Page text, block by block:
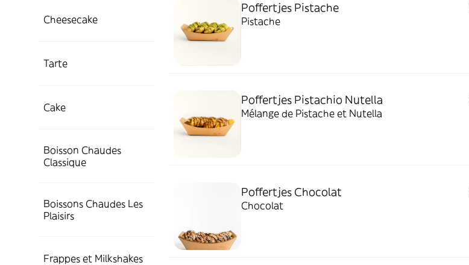
Cheesecake
Tarte
Cake
Boisson Chaudes
Classique
Boissons Chaudes Les
Plaisirs
Frappes et Milkshakes
Poffertjes Pistache
Pistache
Poffertjes Pistachio Nutella
Mélange de Pistache et Nutella
Poffertjes Chocolat
Chocolat